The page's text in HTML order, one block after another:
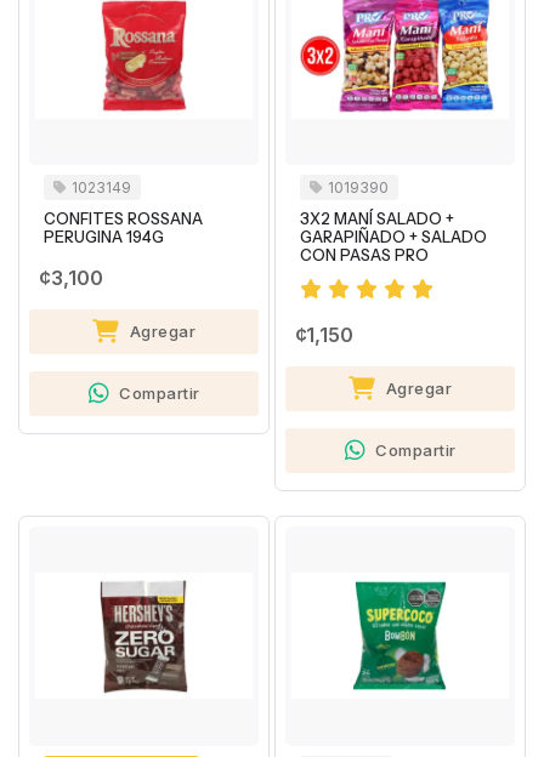
1023149
CONFITES ROSSANA
PERUGINA 194G
¢3,100
Agregar
Compartir
1019390
3X2 MANÍ SALADO +
GARAPIÑADO + SALADO
CON PASAS PRO
¢1,150
Agregar
Compartir